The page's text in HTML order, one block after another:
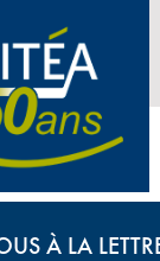
À LA